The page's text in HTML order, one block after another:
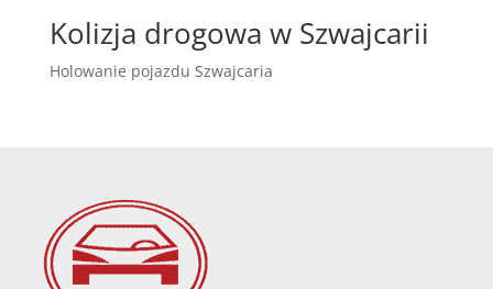
Kolizja drogowa w Szwajcarii
Holowanie pojazdu Szwajcaria